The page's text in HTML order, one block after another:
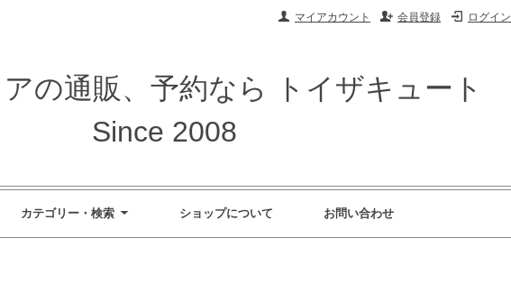
ログイン
会員登録
マイアカウント
の通販、予約なら トイザキュート
Since 2008
カテゴリー・検索 ショップについて お問い合わせ